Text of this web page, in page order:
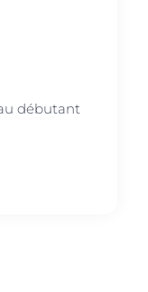
débutant